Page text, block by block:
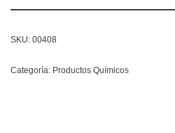
SKU: 00408
Categoría: Productos Químicos